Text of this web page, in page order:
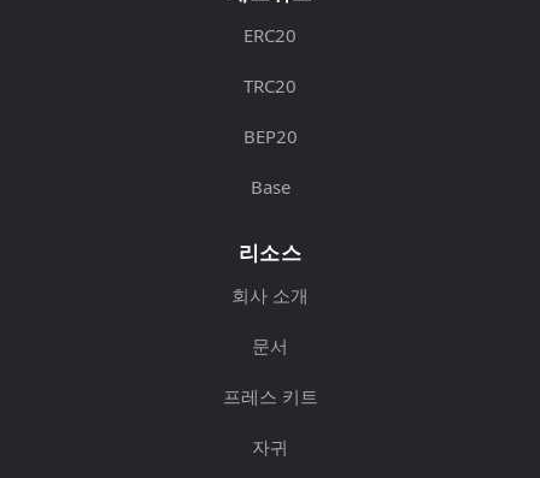
ERC20
TRC20
BEP20
Base
리소스
회사 소개
문서
프레스 키트
자귀